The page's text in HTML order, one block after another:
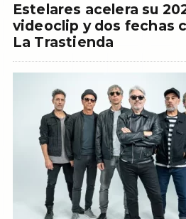
Estelares acelera su
videoclip y dos fechas
La Trastienda